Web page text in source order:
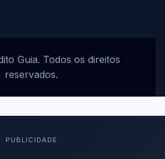
Guia. Todos os direitos
reservados.